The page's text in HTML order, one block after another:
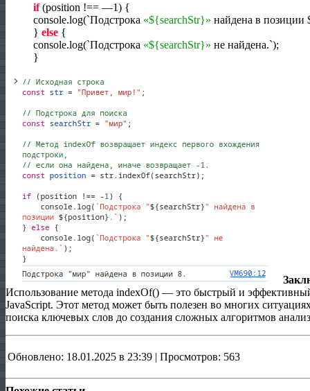
if (position !== —1) {
console.log(`Подстрока «${searchStr}» найдена в позиции
} else {
console.log(`Подстрока «${searchStr}» не найдена.`);
}
Использование метода indexOf() — это быстрый и эффективный
JavaScript. Этот метод может быть полезен во многих
поиска ключевых слов до создания сложных алгоритмов
Обновлено: 18.01.2025 в 23:39 | Просмотров: 563